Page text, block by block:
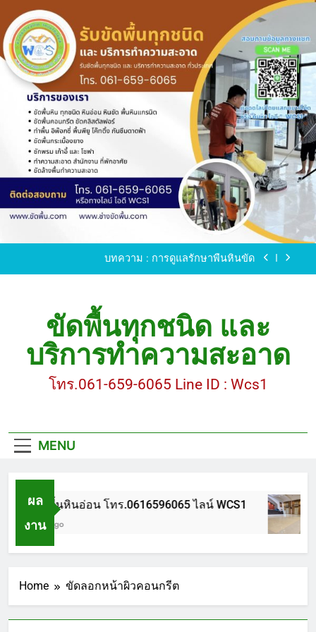
to
content
ขัดพื้นหินขัด อบต.แหลมบัวนครปฐม
ขัดพื้นหินอ่อน โทร.0616596065 ไลน์ WCS1
บทความ : การดูแลรักษาพื้นหินขัด
ขัดพื้นหินขัด อบต.แหลมบัวนครปฐม
ขัดพื้นหินอ่อน โทร.0616596065 ไลน์ WCS1
บทความ : การดูแลรักษาพื้นหินขัด
ขัดพื้นทุกชนิด และ
บริการทำความสะอาด
โทร.061-659-6065 Line ID : Wcs1
MENU
ผล
งาน
ขัดพื้นหินอ่อน โทร.0616596065 ไลน์ WCS1
1 ปี Ago
Home ขัดลอกหน้าผิวคอนกรีต